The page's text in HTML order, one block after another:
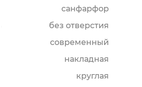
санфарфор
без отверстия
современный
накладная
круглая